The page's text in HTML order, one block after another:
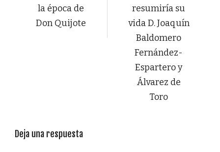
la época de
Don Quijote
resumiría su
vida D. Joaquín
Baldomero
Fernández-
Espartero y
Álvarez de
Toro
Deja una respuesta